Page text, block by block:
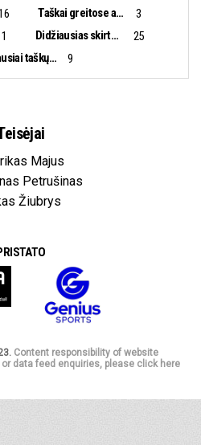
Taškai greitose atakose:
3
Didžiausias skirtumas:
25
Daugiausiai taškų iš eilės:
9
Majus
Petrušinas
Žiubrys
Content responsibility of website
data feed enquiries, please click here